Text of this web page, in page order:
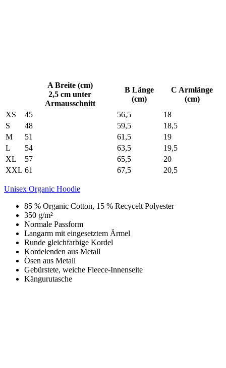
A Breite (cm)
2,5 cm unter
Armausschnitt
B Länge
(cm)
C Armlänge
(cm)
XS
45 56,5
18
S
48 59,5
18,5
M
51 61,5
19
L
54 63,5
19,5
XL
57 65,5
20
XXL 61 67,5 20,5
Unisex Organic Hoodie
85 % Organic Cotton, 15 % Recycelt Polyester
350 g/m²
Normale Passform
Langarm mit eingesetztem Ärmel
Runde gleichfarbige Kordel
Kordelenden aus Metall
Ösen aus Metall
Gebürstete, weiche Fleece-Innenseite
Kängurutasche